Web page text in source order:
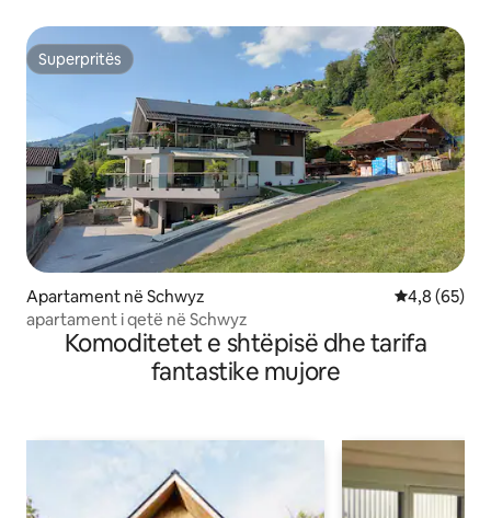
Superpritës
Superpritës
Apartament në Schwyz Vlerësimi
4,8 (65)
apartament i qetë në Schwyz
Komoditetet e shtëpisë dhe tarifa
fantastike mujore